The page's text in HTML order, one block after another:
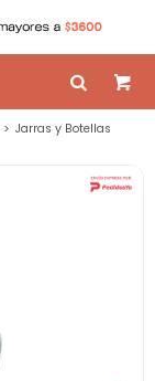
Jarras y Botellas